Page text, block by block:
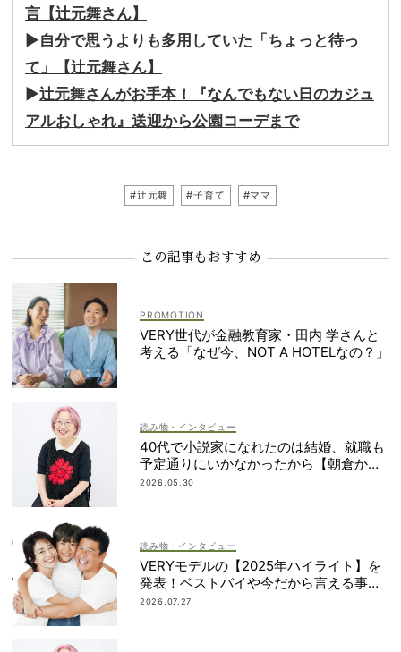
言【辻元舞さん】
▶自分で思うよりも多用していた「ちょっと待っ
て」【辻元舞さん】
▶辻元舞さんがお手本！『なんでもない日のカジュ
アルおしゃれ』送迎から公園コーデまで
#辻元舞 #子育て #ママ
この記事もおすすめ
VERY世代が金融教育家・田内 学さんと
考える「なぜ今、NOT A HOTELなの？」
読み物・インタビュー
40代で小説家になれたのは結婚、就職も
予定通りにいかなかったから【朝倉かす
みさん】
2026.05.30
読み物・インタビュー
VERYモデルの【2025年ハイライト】を
発表！ベストバイや今だから言える事件
簿も大公開
2026.07.27